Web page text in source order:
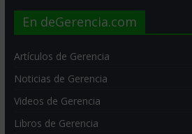
En deGerencia.com
Artículos de Gerencia
Noticias de Gerencia
Videos de Gerencia
Libros de Gerencia